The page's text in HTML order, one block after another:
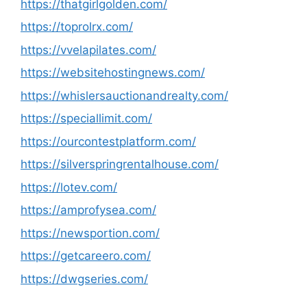
https://thatgirlgolden.com/
https://toprolrx.com/
https://vvelapilates.com/
https://websitehostingnews.com/
https://whislersauctionandrealty.com/
https://speciallimit.com/
https://ourcontestplatform.com/
https://silverspringrentalhouse.com/
https://lotev.com/
https://amprofysea.com/
https://newsportion.com/
https://getcareero.com/
https://dwgseries.com/